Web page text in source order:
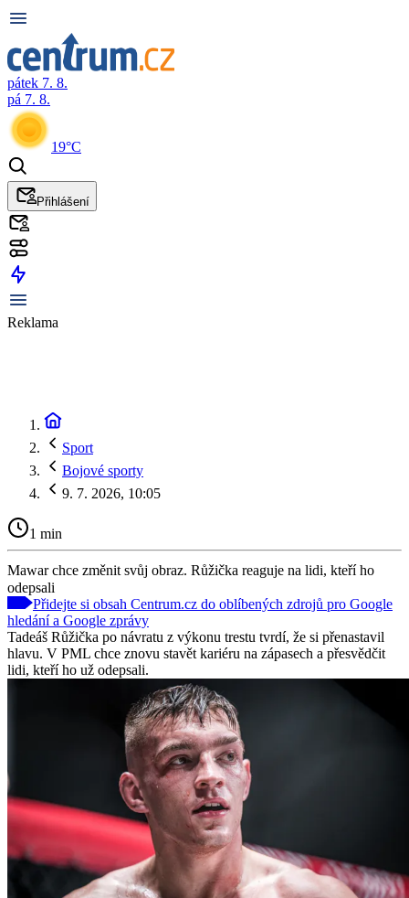
pátek 7. 8.
pá 7. 8.
19°C
Přihlášení
Reklama
Sport
Bojové sporty
9. 7. 2026, 10:05
1 min
Mawar chce změnit svůj obraz. Růžička reaguje na lidi, kteří ho
odepsali
Přidejte si obsah Centrum.cz do oblíbených zdrojů pro Google
hledání a Google zprávy
Tadeáš Růžička po návratu z výkonu trestu tvrdí, že si přenastavil
hlavu. V PML chce znovu stavět kariéru na zápasech a přesvědčit
lidi, kteří ho už odepsali.